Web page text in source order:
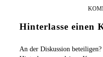
Hinterlasse einen
An der Diskussion beteiligen?